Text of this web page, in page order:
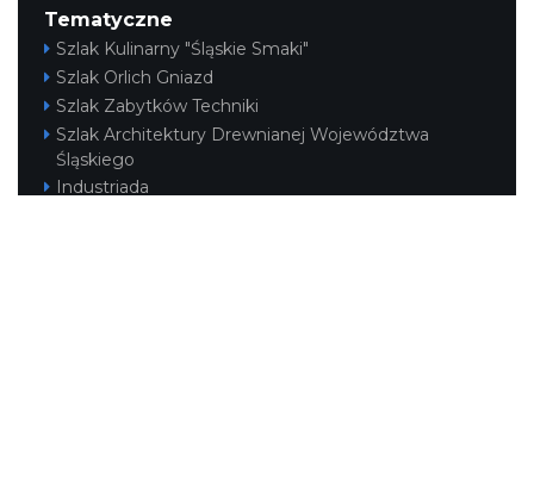
Tematyczne
Szlak Kulinarny "Śląskie Smaki"
Szlak Orlich Gniazd
Szlak Zabytków Techniki
Szlak Architektury Drewnianej Województwa
Śląskiego
Industriada